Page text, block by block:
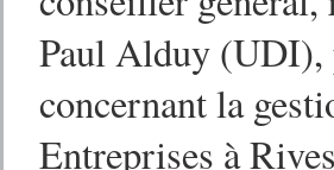
Paul Alduy (UDI),
concernant la
Entreprises à